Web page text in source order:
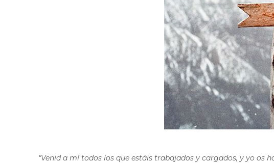
“Venid a mí todos los que estáis trabajados y cargados, y yo os